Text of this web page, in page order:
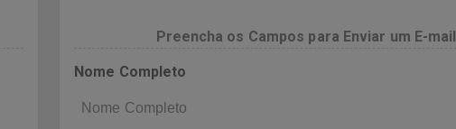
Preencha os Campos para Enviar um E-mail
Nome Completo